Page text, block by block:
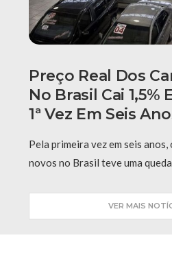
Preço Real Dos
No Brasil Cai 1,5%
1ª Vez Em Seis
Pela primeira vez em seis
novos no Brasil teve uma
VER MAIS